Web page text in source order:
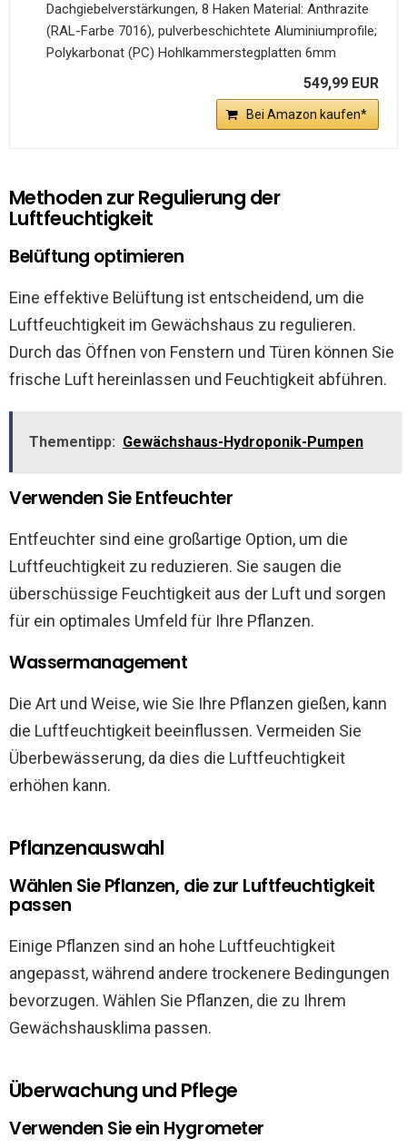
Dachgiebelverstärkungen, 8 Haken Material: Anthrazite
(RAL-Farbe 7016), pulverbeschichtete Aluminiumprofile;
Polykarbonat (PC) Hohlkammerstegplatten 6mm
549,99 EUR
Bei Amazon kaufen*
Methoden zur Regulierung der
Luftfeuchtigkeit
Belüftung optimieren
Eine effektive Belüftung ist entscheidend, um die
Luftfeuchtigkeit im Gewächshaus zu regulieren.
Durch das Öffnen von Fenstern und Türen können Sie
frische Luft hereinlassen und Feuchtigkeit abführen.
Thementipp: Gewächshaus-Hydroponik-Pumpen
Verwenden Sie Entfeuchter
Entfeuchter sind eine großartige Option, um die
Luftfeuchtigkeit zu reduzieren. Sie saugen die
überschüssige Feuchtigkeit aus der Luft und sorgen
für ein optimales Umfeld für Ihre Pflanzen.
Wassermanagement
Die Art und Weise, wie Sie Ihre Pflanzen gießen, kann
die Luftfeuchtigkeit beeinflussen. Vermeiden Sie
Überbewässerung, da dies die Luftfeuchtigkeit
erhöhen kann.
Pflanzenauswahl
Wählen Sie Pflanzen, die zur Luftfeuchtigkeit
passen
Einige Pflanzen sind an hohe Luftfeuchtigkeit
angepasst, während andere trockenere Bedingungen
bevorzugen. Wählen Sie Pflanzen, die zu Ihrem
Gewächshausklima passen.
Überwachung und Pflege
Verwenden Sie ein Hygrometer